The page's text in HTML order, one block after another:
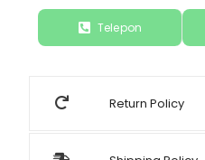
Telepon
Return Policy